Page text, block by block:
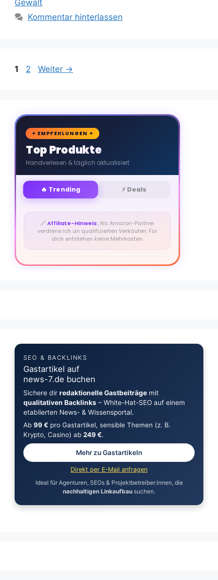
Gewalt
Kommentar hinterlassen
Seite
1 Seite
2 Weiter →
🛒
✦ EMPFEHLUNGEN ✦
Top Produkte
Handverlesen & täglich aktualisiert
🔥 Trending ⚡ Deals
🔗Affiliate-Hinweis:Als Amazon-Partner
verdiene ich an qualifizierten Verkäufen. Für
dich entstehen keine Mehrkosten.
SEO & BACKLINKS
Gastartikel auf
news-7.de buchen
Sichere dir redaktionelle Gastbeiträgemit
qualitativen Backlinks– White-Hat-SEO auf einem
etablierten News- & Wissensportal.
Ab 99 €pro Gastartikel, sensible Themen (z. B.
Krypto, Casino) ab 249 €.
Mehr zu Gastartikeln
Direkt per E-Mail anfragen
Ideal für Agenturen, SEOs & Projektbetreiber:innen, die
nachhaltigen Linkaufbau suchen.